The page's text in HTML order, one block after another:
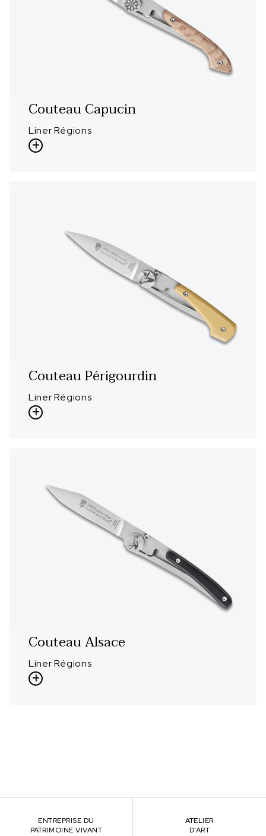
Couteau Capucin
Liner Régions
Couteau Périgourdin
Liner Régions
Couteau Alsace
Liner Régions
ENTREPRISE DU
PATRIMOINE VIVANT
ATELIER
D’ART